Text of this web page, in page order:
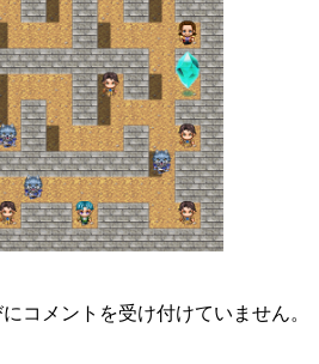
コメントを受け付けていません。